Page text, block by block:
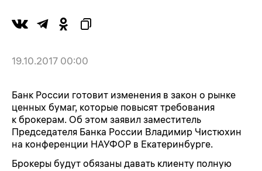
19.10.2017 00:00
Банк России готовит изменения в закон о рынке
ценных бумаг, которые повысят требования
к брокерам. Об этом заявил заместитель
Председателя Банка России Владимир Чистюхин
на конференции НАУФОР в Екатеринбурге.
Брокеры будут обязаны давать клиенту полную